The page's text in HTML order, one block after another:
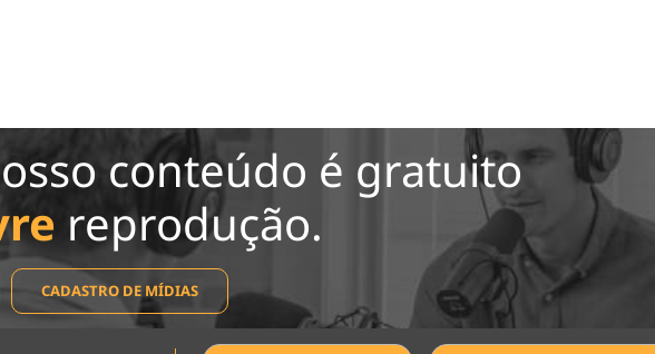
conteúdo é gratuito
reprodução.
CADASTRO DE MÍDIAS